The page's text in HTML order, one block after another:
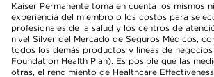
Kaiser Permanente toma en cuenta los mismos
experiencia del miembro o los costos para
profesionales de la salud y los centros de
nivel Silver del Mercado de Seguros Médicos,
todos los demás productos y líneas de
Foundation Health Plan). Es posible que las
otras, el rendimiento de Healthcare